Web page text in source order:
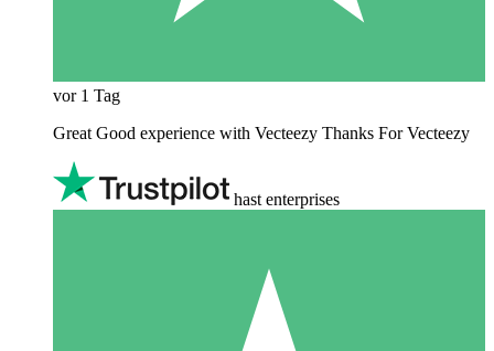
vor 1 Tag
Great Good experience with Vecteezy Thanks For Vecteezy
hast enterprises